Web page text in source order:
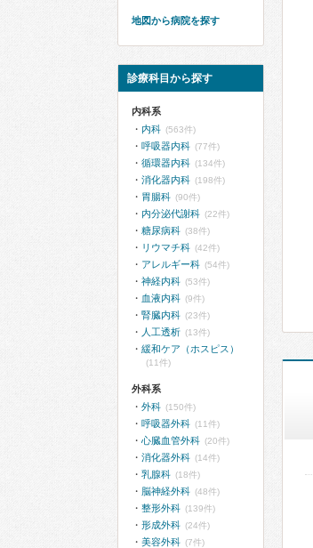
地図から病院を探す
診療科目から探す
内科系
内科 (563件)
呼吸器内科 (77件)
循環器内科 (134件)
消化器内科 (198件)
胃腸科 (90件)
内分泌代謝科 (22件)
糖尿病科 (38件)
リウマチ科 (42件)
アレルギー科 (54件)
神経内科 (53件)
血液内科 (9件)
腎臓内科 (23件)
人工透析 (13件)
緩和ケア（ホスピス）
(11件)
外科系
外科 (150件)
呼吸器外科 (11件)
心臓血管外科 (20件)
消化器外科 (14件)
乳腺科 (18件)
脳神経外科 (48件)
整形外科 (139件)
形成外科 (24件)
美容外科 (7件)